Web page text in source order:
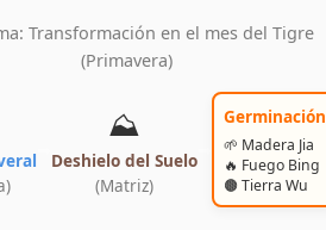
Transformación en el mes del Tigre
(Primavera)
⛰️
Deshielo del Suelo
(Matriz)
Germinación
🌱 Madera Jia
🔥 Fuego Bing
🟤 Tierra Wu